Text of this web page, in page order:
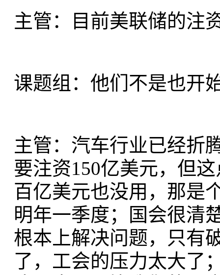
主管：目前美联储的注
课题组：他们不是也开
主管：汽车行业已经折
要注资150亿美元，但
百亿美元也没用，那是
明年一季度；国会很清
根本上解决问题，只有
了，工会的压力太大了